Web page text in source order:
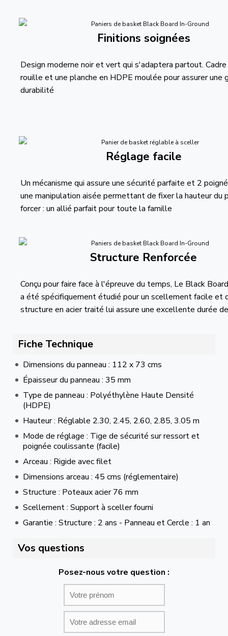
Finitions soignées
Design moderne noir et vert qui s'adaptera partout.
rouille et une planche en HDPE moulée pour assurer une
durabilité
Réglage facile
Un mécanisme qui assure une sécurité parfaite et 2
une manipulation aisée permettant de fixer la hauteur du
forcer : un allié parfait pour toute la famille
Structure Renforcée
Conçu pour faire face à l'épreuve du temps, Le Black
a été spécifiquement étudié pour un scellement facile et
structure en acier traité lui assure une excellente durée
Fiche Technique
Dimensions du panneau : 112 x 73 cms
Épaisseur du panneau : 35 mm
Type de panneau : Polyéthylène Haute Densité
(HDPE)
Hauteur : Réglable 2.30, 2.45, 2.60, 2.85, 3.05 m
Mode de réglage : Tige de sécurité sur ressort et
poignée coulissante (facile)
Arceau : Rigide avec filet
Dimensions arceau : 45 cms (réglementaire)
Structure : Poteaux acier 76 mm
Scellement : Support à sceller fourni
Garantie : Structure : 2 ans - Panneau et Cercle : 1 an
Vos questions
Posez-nous votre question :